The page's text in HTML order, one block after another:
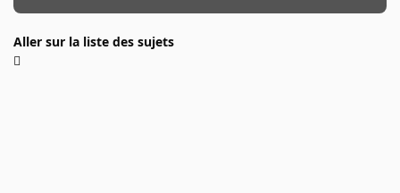
Aller sur la liste des sujets